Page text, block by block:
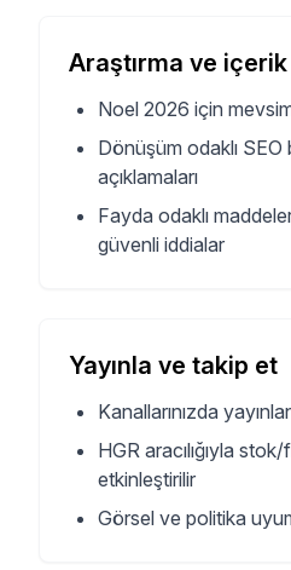
Araştırma ve içerik
Noel 2026 için
Dönüşüm odaklı SEO
açıklamaları
Fayda odaklı
güvenli iddialar
Yayınla ve takip et
Kanallarınızda
HGR aracılığıyla
etkinleştirilir
Görsel ve politika